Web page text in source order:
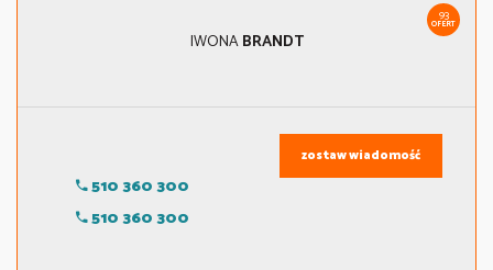
93
OFERT
IWONABRANDT
510 360 300
510 360 300
zostaw wiadomość